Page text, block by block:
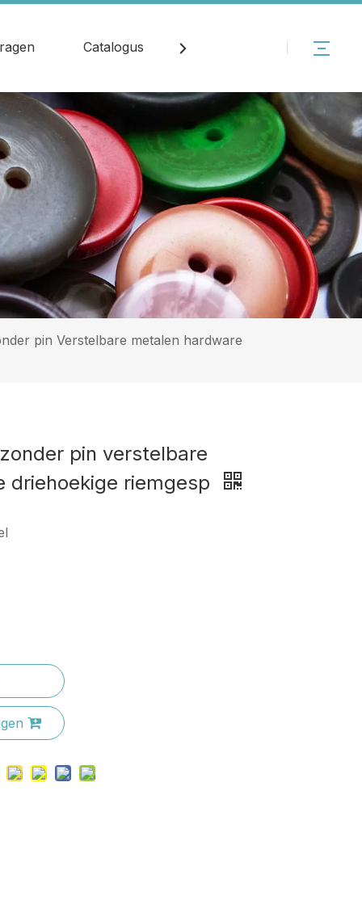
Catalogus Contact
pin Verstelbare metalen hardware
pin verstelbare
driehoekige riemgesp